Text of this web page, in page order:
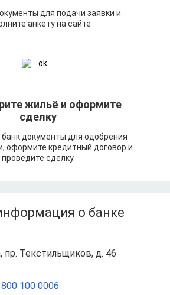
для подачи заявки и
анкету на сайте
жильё и оформите
сделку
документы для одобрения
оформите кредитный договор и
проведите сделку
о банке
пр. Текстильщиков, д. 46
100 0006